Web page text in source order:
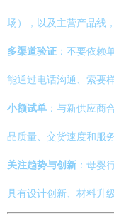
场），以及主营产品线
多渠道验证 ：不要依赖
能通过电话沟通、索要
小额试单 ：与新供应商
品质量、交货速度和服务
关注趋势与创新 ：母婴
具有设计创新、材料升